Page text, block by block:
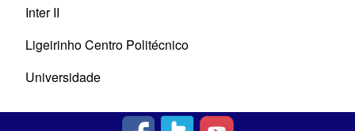
Inter II
Ligeirinho Centro Politécnico
Universidade